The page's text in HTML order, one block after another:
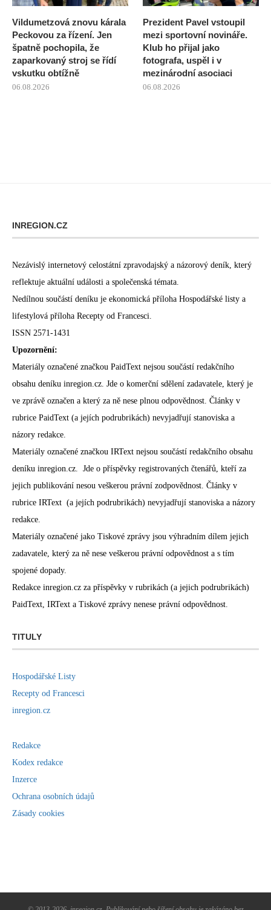
Vildumetzová znovu ká­rala
Peckovou za řízení. Jen
špatně pochopila, že
zaparkovaný stroj se řídí
vskutku obtížně
06.08.2026
Prezident Pavel vstoupil
mezi sportovní novináře.
Klub ho přijal jako
fotografa, uspěl i v
mezinárodní asociaci
06.08.2026
INREGION.CZ
Nezávislý internetový celostátní zpravodajský a názorový deník, který
reflektuje aktuální události a společenská témata.
Nedílnou součástí deníku je ekonomická příloha Hospodářské listy a
lifestylová příloha Recepty od Francesci.
ISSN 2571-1431
Upozornění:
Materiály označené značkou PaidText nejsou součástí redakčního
obsahu deníku inregion.cz. Jde o komerční sdělení zadavatele, který je
ve zprávě označen a který za ně nese plnou odpovědnost. Články v
rubrice PaidText (a jejích podrubrikách) nevyjadřují stanoviska a
názory redakce.
Materiály označené značkou IRText nejsou součástí redakčního obsahu
deníku inregion.cz. Jde o příspěvky registrovaných čtenářů, kteří za
jejich publikování nesou veškerou právní zodpovědnost. Články v
rubrice IRText (a jejích podrubrikách) nevyjadřují stanoviska a názory
redakce.
Materiály označené jako Tiskové zprávy jsou výhradním dílem jejich
zadavatele, který za ně nese veškerou právní odpovědnost a s tím
spojené dopady.
Redakce inregion.cz za příspěvky v rubrikách (a jejich podrubrikách)
PaidText, IRText a Tiskové zprávy nenese právní odpovědnost.
TITULY
Hospodářské Listy
Recepty od Francesci
inregion.cz
Redakce
Kodex redakce
Inzerce
Ochrana osobních údajů
Zásady cookies